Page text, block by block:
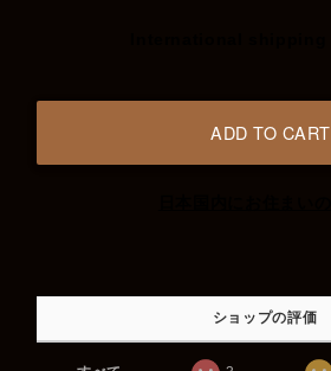
ADD TO CART
ショップの評価